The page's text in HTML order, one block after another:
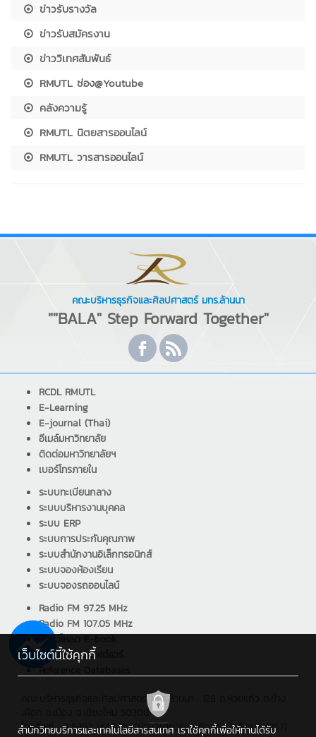
ข่าวรับรางวัล
ข่าวรับสมัครงาน
ข่าววิเทศสัมพันธ์
RMUTL ช่อง@Youtube
คลังความรู้
RMUTL นิตยสารออนไลน์
RMUTL วารสารออนไลน์
คณะบริหารธุรกิจและศิลปศาสตร์ มทร.ล้านนา
""BALA" Step Forward Together"
RCDL RMUTL
E-Learning
E-journal (Thai)
อีเมล์มหาวิทยาลัย
ติดต่อมหาวิทยาลัยฯ
เบอร์โทรภายใน
ระบบทะเบียนกลาง
ระบบบริหารงานบุคคล
ระบบ ERP
ระบบการประกันคุณภาพ
ระบบสำนักงานอิเล็กทรอนิกส์
ระบบจองห้องเรียน
ระบบจองรถออนไลน์
Radio FM 97.25 MHz
Radio FM 107.05 MHz
ดาวน์โหลด E-book
ดาวน์โหลด ซอฟต์แวร์
Reference Databases
คณะบริหารธุรกิจและศิลปศาสตร์ มทร.ล้านนา : 128 ถ.ห้วยแก้ว ต.ช้าง
เผือก อ.เมือง จ.เชียงใหม่ 50300
โทรศัพท์ : 0 5392 1444 ต่อ (ฝ่ายวิชาการและกิจการนักศึกษา: 1267)
เว็บไซต์นี้ใช้คุกกี้
สำนักวิทยบริการและเทคโนโลยีสารสนเทศ เราใช้คุกกี้เพื่อให้ท่านได้รับ